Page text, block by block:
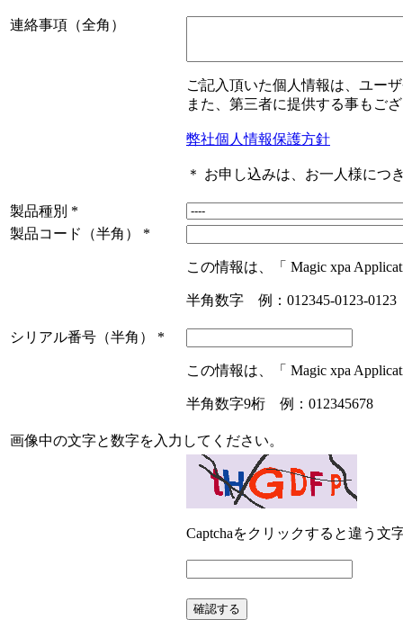
連絡事項（全角）
ご記入頂いた個人情報は、ユー
また、第三者に提供する事もご
弊社個人情報保護方針
＊ お申し込みは、お一人様につ
製品種別 *
製品コード（半角） *
この情報は、「 Magic xpa
半角数字 例：012345-0123-0123
シリアル番号（半角） *
この情報は、「 Magic xpa
半角数字9桁 例：012345678
画像中の文字と数字を入力してください。
Captchaをクリックすると違う文